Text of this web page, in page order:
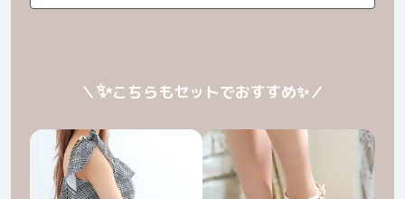
＼✨こちらもセットでおすすめ✨／